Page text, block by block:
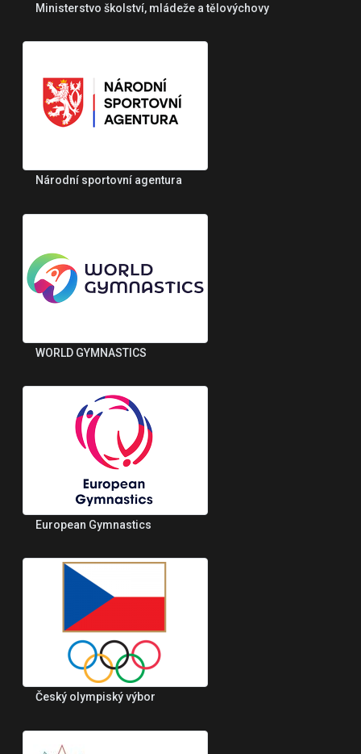
Ministerstvo školství, mládeže a tělovýchovy
Národní sportovní agentura
WORLD GYMNASTICS
European Gymnastics
Český olympiský výbor